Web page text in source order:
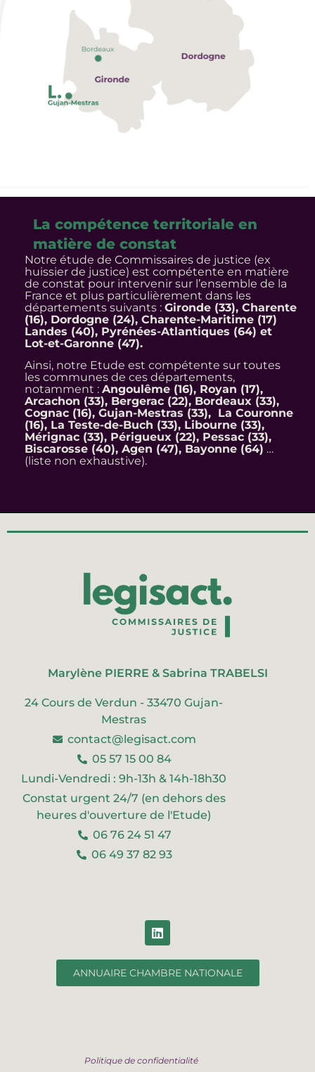
La compétence territoriale en
matière de constat
Notre étude de Commissaires de justice (ex
huissier de justice) est compétente en matière
de constat pour intervenir sur l’ensemble de la
France et plus particulièrement dans les
départements suivants : Gironde (33), Charente
(16), Dordogne (24), Charente-Maritime (17)
Landes (40), Pyrénées-Atlantiques (64) et
Lot-et-Garonne (47).
Ainsi, notre Etude est compétente sur toutes
les communes de ces départements,
notamment : Angoulême (16), Royan (17),
Arcachon (33), Bergerac (22), Bordeaux (33),
Cognac (16), Gujan-Mestras (33), La Couronne
(16), La Teste-de-Buch (33), Libourne (33),
Mérignac (33), Périgueux (22), Pessac (33),
Biscarosse (40), Agen (47), Bayonne (64) …
(liste non exhaustive).
Marylène PIERRE & Sabrina TRABELSI
24 Cours de Verdun - 33470 Gujan-
Mestras
contact@legisact.com
05 57 15 00 84
Lundi-Vendredi : 9h-13h & 14h-18h30
Constat urgent 24/7 (en dehors des
heures d'ouverture de l'Etude)
06 76 24 51 47
06 49 37 82 93
ANNUAIRE CHAMBRE NATIONALE
Politique de confidentialité